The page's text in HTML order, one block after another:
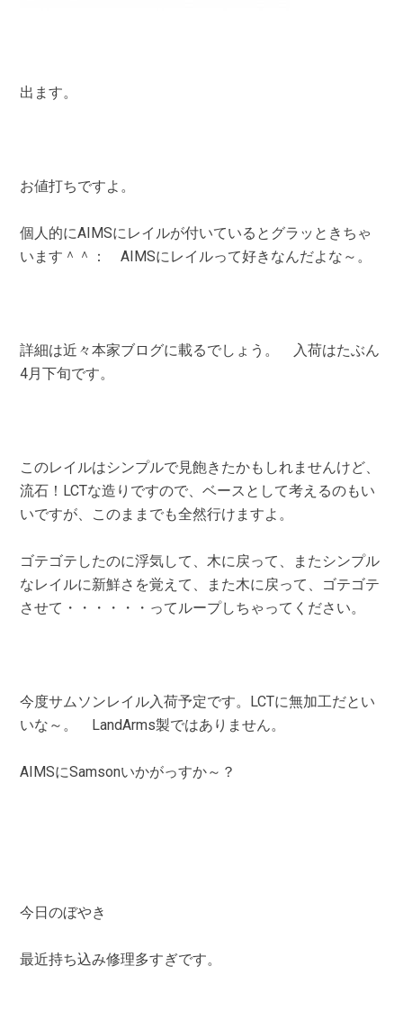
出ます。
お値打ちですよ。
個人的にAIMSにレイルが付いているとグラッときちゃ
います＾＾： AIMSにレイルって好きなんだよな～。
詳細は近々本家ブログに載るでしょう。 入荷はたぶん
4月下旬です。
このレイルはシンプルで見飽きたかもしれませんけど、
流石！LCTな造りですので、ベースとして考えるのもい
いですが、このままでも全然行けますよ。
ゴテゴテしたのに浮気して、木に戻って、またシンプル
なレイルに新鮮さを覚えて、また木に戻って、ゴテゴテ
させて・・・・・・ってループしちゃってください。
今度サムソンレイル入荷予定です。LCTに無加工だとい
いな～。 LandArms製ではありません。
AIMSにSamsonいかがっすか～？
今日のぼやき
最近持ち込み修理多すぎです。